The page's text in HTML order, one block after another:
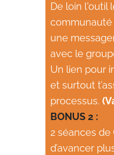
De loin l'outil
communauté
une
avec le
Un lien pour
et surtout
processus.
BONUS 2 :
2 séances de
d’avancer